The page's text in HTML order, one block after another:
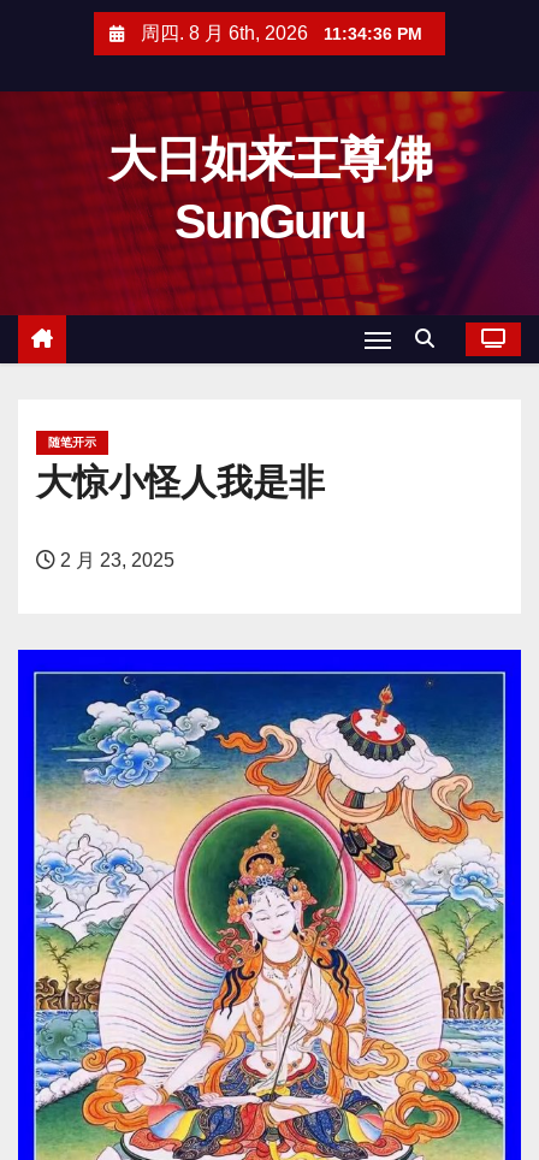
周四. 8 月 6th, 2026 11:34:38 PM
大日如来王尊佛
SunGuru
随笔开示
大惊小怪人我是非
2 月 23, 2025